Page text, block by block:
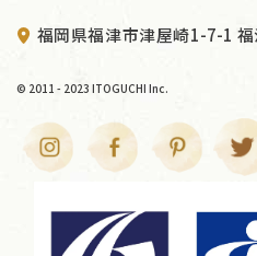
福岡県福津市津屋崎1-7-1
© 2011 - 2023 ITOGUCHI Inc.